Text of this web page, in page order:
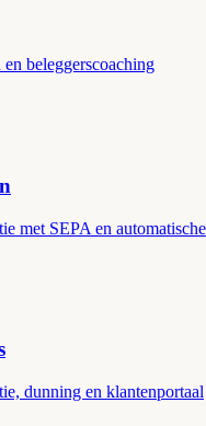
beleggerscoaching
met SEPA en
dunning en klantenportaal